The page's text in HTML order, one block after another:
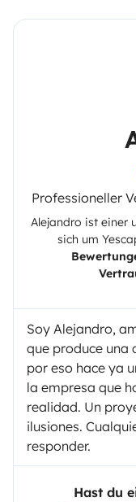
Professioneller
Alejandro ist einer
sich um
Soy Alejandro,
que produce una
por eso hace ya
la empresa que
realidad. Un
ilusiones.
responder.
Hast du